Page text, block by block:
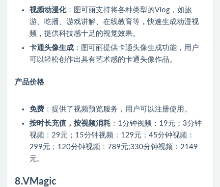
视频动漫化：图可丽支持将各种类型的Vlog，如旅
游、吃播、游戏讲解、在线教育等，快速生成动漫视
频，提供科技感十足的视觉效果。
卡通头像生成 ：图可丽提供卡通头像生成功能，用户
可以轻松创作出具有艺术感的卡通头像作品。
产品价格
免费 ：提供了视频预览服务，用户可以注册使用。
按时长充值，按视频消耗 ：1分钟视频：19元；3分钟
视频：29元；15分钟视频：129元；45分钟视频：
299元；120分钟视频：789元;330分钟视频：2149
元。
8.VMagic